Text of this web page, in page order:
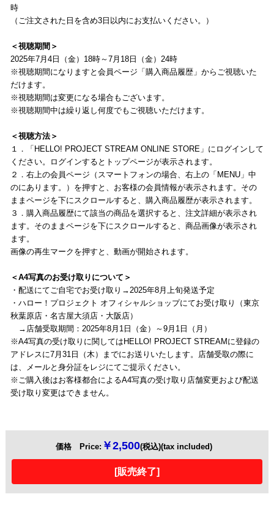
時
（ご注文された日を含め3日以内にお支払いください。）
＜視聴期間＞
2025年7月4日（金）18時～7月18日（金）24時
※視聴期間になりますと会員ページ「購入商品履歴」からご視聴いた
だけます。
※視聴期間は変更になる場合もございます。
※視聴期間中は繰り返し何度でもご視聴いただけます。
＜視聴方法＞
１．「HELLO! PROJECT STREAM ONLINE STORE」にログインして
ください。ログインするとトップページが表示されます。
２．右上の会員ページ（スマートフォンの場合、右上の「MENU」中
のにあります。）を押すと、お客様の会員情報が表示されます。その
ままページを下にスクロールすると、購入商品履歴が表示されます。
３．購入商品履歴にて該当の商品を選択すると、注文詳細が表示され
ます。そのままページを下にスクロールすると、商品画像が表示され
ます。
画像の再生マークを押すと、動画が開始されます。
＜A4写真のお受け取りについて＞
・配送にてご自宅でお受け取り→2025年8月上旬発送予定
・ハロー！プロジェクト オフィシャルショップにてお受け取り（東京
秋葉原店・名古屋大須店・大阪店）
→店舗受取期間：2025年8月1日（金）～9月1日（月）
※A4写真の受け取りに関してはHELLO! PROJECT STREAMに登録の
アドレスに7月31日（木）までにお送りいたします。店舗受取の際に
は、メールと身分証をレジにてご提示ください。
※ご購入後はお客様都合によるA4写真の受け取り店舗変更および配送
受け取り変更はできません。
価格 Price: ￥2,500(税込)(tax included)
[販売終了]